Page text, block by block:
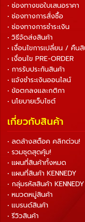
• ช่องทางขอใบเสนอราคา
• ช่องทางการสั่งซื้อ
• ช่องทางการชำระเงิน
• วิธีจัดส่งสินค้า
• เงื่อนไขการเปลี่ยน / คืน
• เงื่อนไข PRE-ORDER
• การรับประกันสินค้า
• แจ้งชำระเงินออนไลน์
• ข้อตกลงและกติกา
• นโยบายเว็บไซต์
เกี่ยวกับสินค้า
• ลดล้างสต็อค คลิกด่วน!
• รวมชุดสุดคุ้ม!
• แผนที่สินค้าทั้งหมด
• แผนที่สินค้า KENNEDY
• กลุ่มรหัสสินค้า KENNEDY
• หมวดหมู่สินค้า
• แบรนด์สินค้า
• รีวิวสินค้า